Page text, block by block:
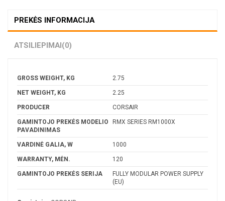
PREKĖS INFORMACIJA
ATSILIEPIMAI(0)
GROSS WEIGHT, KG 2.75
NET WEIGHT, KG 2.25
PRODUCER CORSAIR
GAMINTOJO PREKĖS MODELIO
PAVADINIMAS
RMX SERIES RM1000X
VARDINĖ GALIA, W 1000
WARRANTY, MĖN. 120
GAMINTOJO PREKĖS SERIJA
FULLY MODULAR POWER SUPPLY
(EU)